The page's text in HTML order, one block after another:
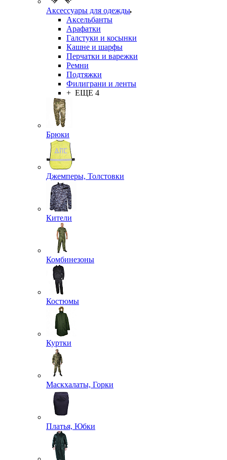
Аксессуары для одежды
Аксельбанты
Арафатки
Галстуки и косынки
Кашне и шарфы
Перчатки и варежки
Ремни
Подтяжки
Филиграни и ленты
+ ЕЩЕ 4
Брюки
Джемперы, Толстовки
Кители
Комбинезоны
Костюмы
Куртки
Маскхалаты, Горки
Платья, Юбки